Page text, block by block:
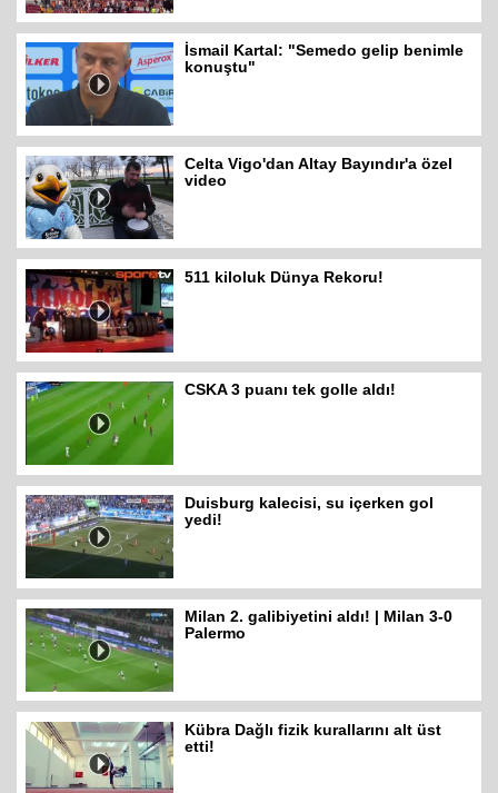
İsmail Kartal: "Semedo gelip benimle
konuştu"
Celta Vigo'dan Altay Bayındır'a özel
video
511 kiloluk Dünya Rekoru!
CSKA 3 puanı tek golle aldı!
Duisburg kalecisi, su içerken gol
yedi!
Milan 2. galibiyetini aldı! | Milan 3-0
Palermo
Kübra Dağlı fizik kurallarını alt üst
etti!